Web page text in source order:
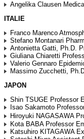
Angelika Clausen
ITALIE
Franco Marenco
Stefano Montanari
Antonietta Gatti, Ph.D.
Giuliana Chiaretti
Valerio Gennaro
Massimo Zucchetti,
JAPON
Shin TSUGE Professor
Isao Sakamoto
Hiroyuki NAGASAWA
Kota BABA Professor
Katsuhiro KITAGAWA